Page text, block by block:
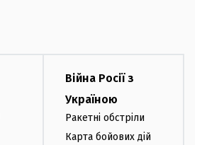
Війна Росії з
Україною
Ракетні обстріли
Карта бойових дій